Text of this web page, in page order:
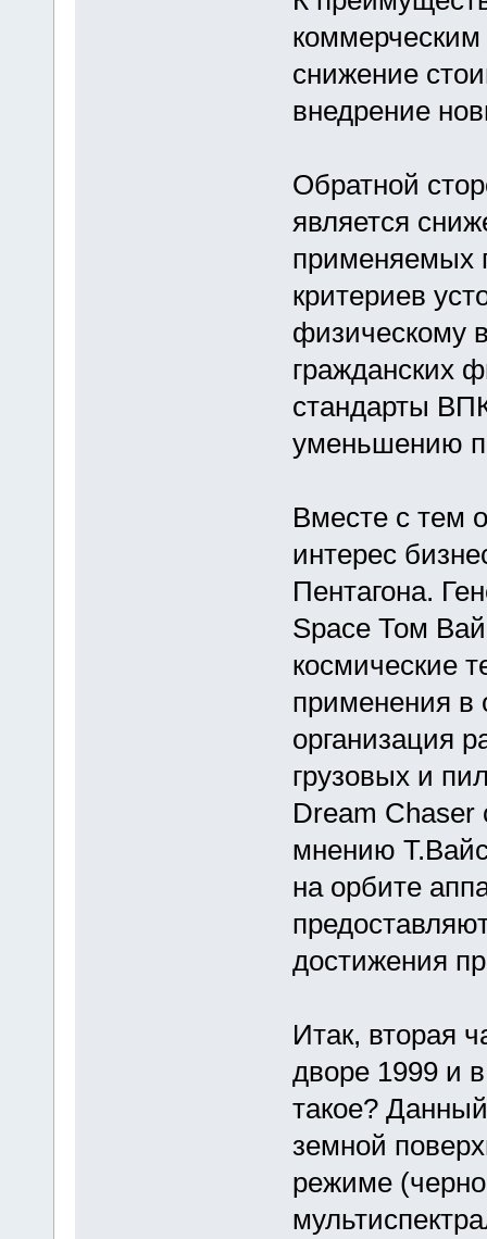
коммерческим
снижение
внедрение
Обратной
является
применяемых
критериев
физическому
гражданских
стандарты
уменьшению
Вместе с тем
интерес
Пентагона.
Space Том
космические
применения в
организация
грузовых и
Dream Chaser
мнению
на орбите
достижения
Итак, вторая
дворе 1999 и
такое?
земной
режиме